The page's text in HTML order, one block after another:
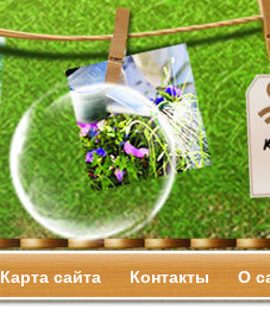
Карта сайта Контакты О